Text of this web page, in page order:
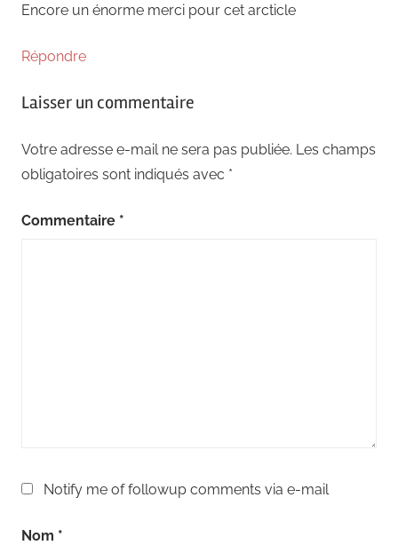
Encore un énorme merci pour cet arcticle
Répondre
Laisser un commentaire
Votre adresse e-mail ne sera pas publiée. Les champs
obligatoires sont indiqués avec *
Commentaire *
Notify me of followup comments via e-mail
Nom *